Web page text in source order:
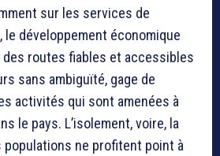
sur les services de
développement économique
routes fiables et accessibles
sans ambiguïté, gage de
activités qui sont amenées à
le pays. L’isolement, voire, la
populations ne profitent point à